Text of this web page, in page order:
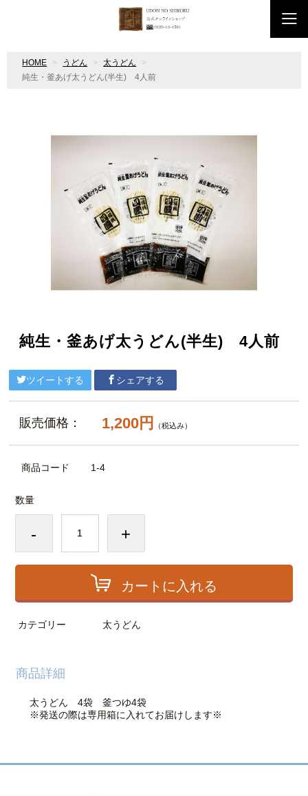
HOME うどん
太うどん
純生・釜あげ太うどん(半生) 4人前
純生・釜あげ太うどん(半生) 4人前
ツイートする シェアする
販売価格： 1,200円 （税込み）
商品コード 1-4
数量
- +
カートに入れる
カテゴリー 太うどん
商品詳細
太うどん 4袋 釜つゆ4袋
※発送の際は専用箱に入れてお届けします※